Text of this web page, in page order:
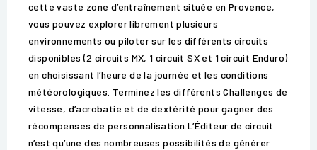
cette vaste zone d’entraînement située en Provence,
vous pouvez explorer librement plusieurs
environnements ou piloter sur les différents circuits
disponibles (2 circuits MX, 1 circuit SX et 1 circuit Enduro)
en choisissant l’heure de la journée et les conditions
météorologiques. Terminez les différents Challenges de
vitesse, d’acrobatie et de dextérité pour gagner des
récompenses de personnalisation.L’Éditeur de circuit
n’est qu’une des nombreuses possibilités de générer